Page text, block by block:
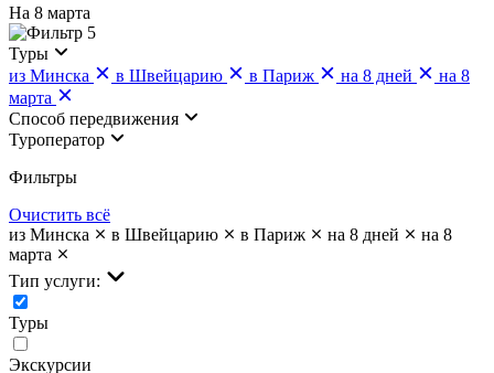
На 8 марта
5
Туры
из Минска
в Швейцарию в Париж на 8 дней
на 8
марта
Cпособ передвижения
Туроператор
Фильтры
Очистить всё
из Минска
в Швейцарию в Париж на 8 дней
на 8
марта
Тип услуги:
Туры
Экскурсии